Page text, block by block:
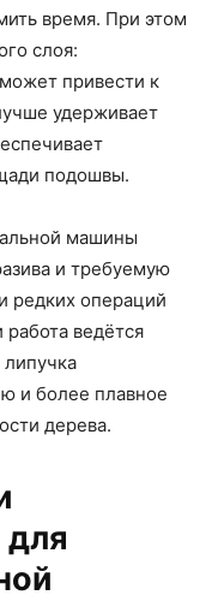
время. При этом
слоя:
привести к
удерживает
подошвы.
машины
и требуемую
редких операций
ведётся
и более плавное
дерева.